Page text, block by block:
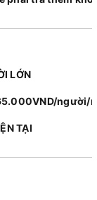
LỚN
người/
TẠI